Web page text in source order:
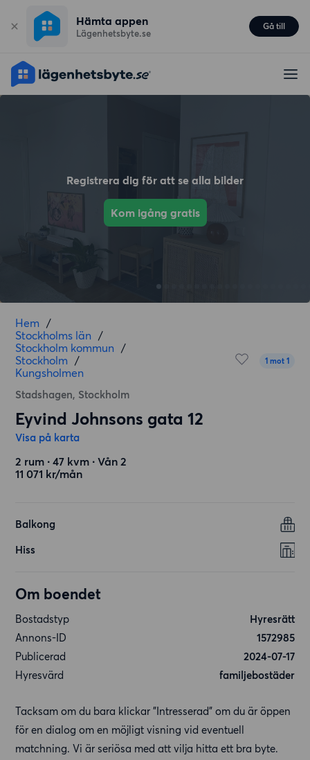
Hämta appen
Lägenhetsbyte.se
Gå till
Registrera dig för att se alla bilder
Kom igång gratis
Hem /
Stockholms län /
Stockholm kommun /
Stockholm /
Kungsholmen
Stadshagen, Stockholm
1 mot 1
Eyvind Johnsons gata 12
Visa på karta
2 rum ∙ 47 kvm ∙ Vån 2
11 071 kr/mån
Balkong
Hiss
Om boendet
Bostadstyp
Hyresrätt
Annons-ID
1572985
Publicerad
2024-07-17
Hyresvärd
familjebostäder
Tacksam om du bara klickar "Intresserad" om du är öppen
för en dialog om en möjligt visning vid eventuell
matchning. Vi är seriösa med att vilja hitta ett bra byte.